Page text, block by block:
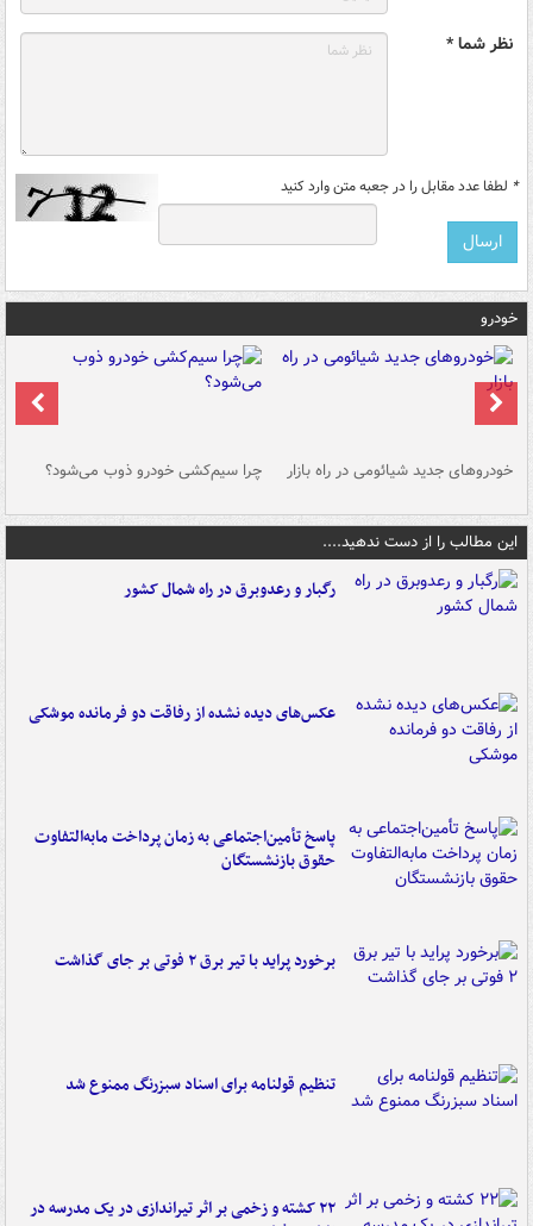
نظر شما *
* لطفا عدد مقابل را در جعبه متن وارد کنید
خودرو
خودروهای جدید شیائومی در راه بازار چرا سیم‌کشی خودرو ذوب می‌شود؟
این مطالب را از دست ندهید....
رگبار و رعدوبرق در راه شمال کشور
عکس‌های دیده نشده از رفاقت دو فرمانده‌ موشکی
پاسخ تأمین‌اجتماعی به زمان پرداخت مابه‌التفاوت
حقوق بازنشستگان
برخورد پراید با تیر برق ۲ فوتی بر جای گذاشت
تنظیم قولنامه برای اسناد سبزرنگ ممنوع شد
۲۲ کشته و زخمی بر اثر تیراندازی در یک مدرسه در